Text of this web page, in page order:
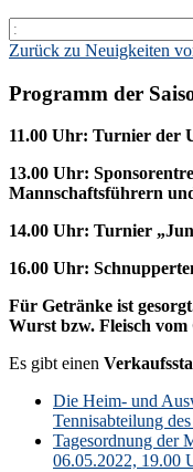
Zurück zu Neuigkeiten
Programm der
11.00 Uhr: Turnier der
13.00 Uhr:
Mannschaftsführern
14.00 Uhr: Turnier
16.00 Uhr:
Für Getränke ist
Wurst bzw. Fleisch
Es gibt einen
Die Heim- und
Tennisabteilung
Tagesordnung der
06.05.2022, 19.00